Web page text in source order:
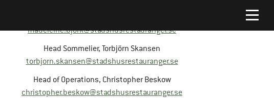
madeleine.bjork@stadshusrestauranger.se
Head Sommelier, Torbjörn Skansen
torbjorn.skansen@stadshusrestauranger.se
Head of Operations, Christopher Beskow
christopher.beskow@stadshusrestauranger.se